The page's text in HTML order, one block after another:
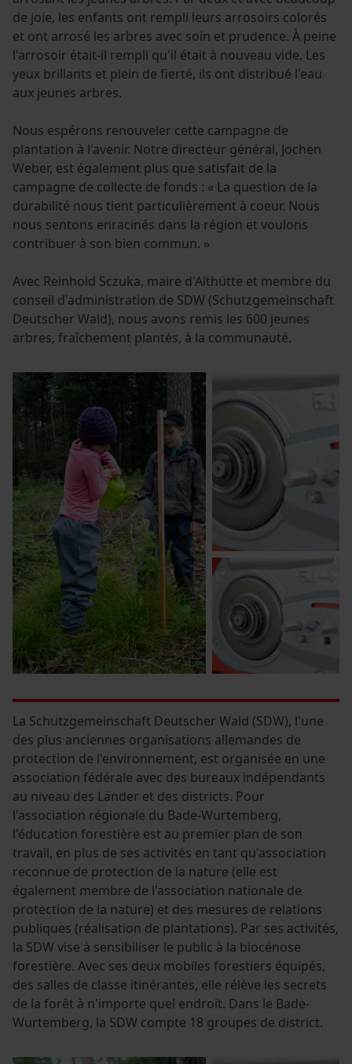
de joie, les enfants ont rempli leurs arrosoirs colorés
et ont arrosé les arbres avec soin et prudence. À peine
l'arrosoir était-il rempli qu'il était à nouveau vide. Les
yeux brillants et plein de fierté, ils ont distribué l'eau
aux jeunes arbres.
Nous espérons renouveler cette campagne de
plantation à l'avenir. Notre directeur général, Jochen
Weber, est également plus que satisfait de la
campagne de collecte de fonds : « La question de la
durabilité nous tient particulièrement à coeur. Nous
nous sentons enracinés dans la région et voulons
contribuer à son bien commun. »
Avec Reinhold Sczuka, maire d'Althütte et membre du
conseil d'administration de SDW (Schutzgemeinschaft
Deutscher Wald), nous avons remis les 600 jeunes
arbres, fraîchement plantés, à la communauté.
La Schutzgemeinschaft Deutscher Wald (SDW), l'une
des plus anciennes organisations allemandes de
protection de l'environnement, est organisée en une
association fédérale avec des bureaux indépendants
au niveau des Länder et des districts. Pour
l'association régionale du Bade-Wurtemberg,
l'éducation forestière est au premier plan de son
travail, en plus de ses activités en tant qu'association
reconnue de protection de la nature (elle est
également membre de l'association nationale de
protection de la nature) et des mesures de relations
publiques (réalisation de plantations). Par ses activités,
la SDW vise à sensibiliser le public à la biocénose
forestière. Avec ses deux mobiles forestiers équipés,
des salles de classe itinérantes, elle rélève les secrets
de la forêt à n'importe quel endroit. Dans le Bade-
Wurtemberg, la SDW compte 18 groupes de district.